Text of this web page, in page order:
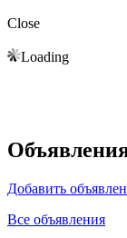
Close
Loading
Добавить
Все объявления